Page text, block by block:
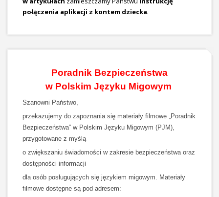
połączenia aplikacji z kontem dziecka.
Poradnik Bezpieczeństwa
w Polskim Języku Migowym
Szanowni Państwo,
przekazujemy do zapoznania się materiały filmowe „Poradnik
Bezpieczeństwa” w Polskim Języku Migowym (PJM),
przygotowane z myślą
o zwiększaniu świadomości w zakresie bezpieczeństwa oraz
dostępności informacji
dla osób posługujących się językiem migowym. Materiały
filmowe dostępne są pod adresem: